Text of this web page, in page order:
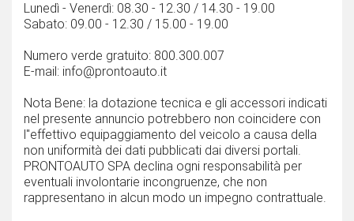
Lunedì - Venerdì: 08.30 - 12.30 / 14.30 - 19.00
Sabato: 09.00 - 12.30 / 15.00 - 19.00
Numero verde gratuito: 800.300.007
E-mail: info@prontoauto.it
Nota Bene: la dotazione tecnica e gli accessori indicati
nel presente annuncio potrebbero non coincidere con
l''effettivo equipaggiamento del veicolo a causa della
non uniformità dei dati pubblicati dai diversi portali.
PRONTOAUTO SPA declina ogni responsabilità per
eventuali involontarie incongruenze, che non
rappresentano in alcun modo un impegno contrattuale.